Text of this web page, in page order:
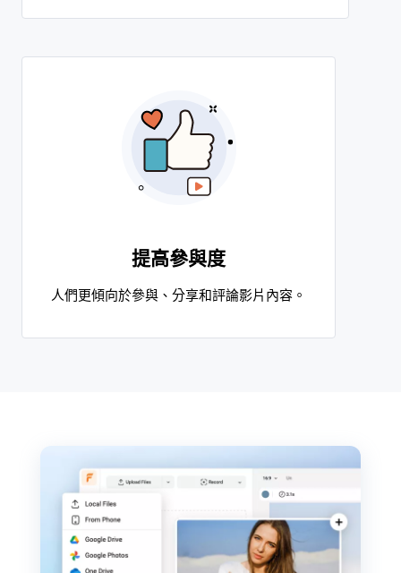
提高參與度
人們更傾向於參與、分享和評論影片內容。